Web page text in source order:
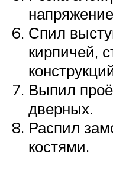
Спил
кирпичей,
Выпил
дверных.
Распил
костями.